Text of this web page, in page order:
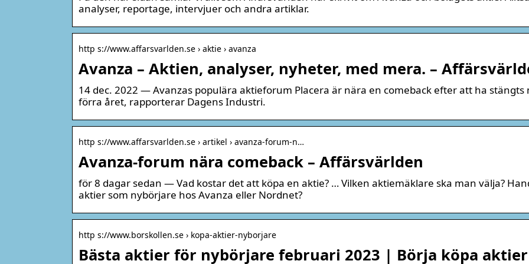
analyser, reportage, intervjuer och andra artiklar.
http s://www.affarsvarlden.se › aktie › avanza
Avanza – Aktien, analyser, nyheter, med mera. –
14 dec. 2022 — Avanzas populära aktieforum Placera är nära en comeback efter att ha stängts
förra året, rapporterar Dagens Industri.
http s://www.affarsvarlden.se › artikel › avanza-forum-n…
Avanza-forum nära comeback – Affärsvärlden
för 8 dagar sedan — Vad kostar det att köpa en aktie? … Vilken aktiemäklare ska man välja?
aktier som nybörjare hos Avanza eller Nordnet?
http s://www.borskollen.se › kopa-aktier-nyborjare
Bästa aktier för nybörjare februari 2023 | Börja köpa aktier